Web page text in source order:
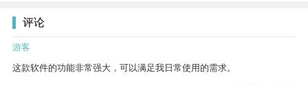
评论
游客
这款软件的功能非常强大，可以满足我日常使用的需求。